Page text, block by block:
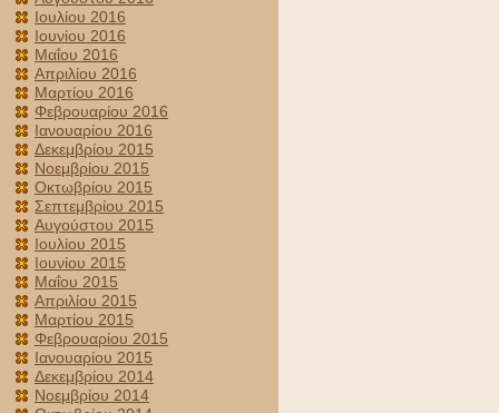
Ιουλίου 2016
Ιουνίου 2016
Μαΐου 2016
Απριλίου 2016
Μαρτίου 2016
Φεβρουαρίου 2016
Ιανουαρίου 2016
Δεκεμβρίου 2015
Νοεμβρίου 2015
Οκτωβρίου 2015
Σεπτεμβρίου 2015
Αυγούστου 2015
Ιουλίου 2015
Ιουνίου 2015
Μαΐου 2015
Απριλίου 2015
Μαρτίου 2015
Φεβρουαρίου 2015
Ιανουαρίου 2015
Δεκεμβρίου 2014
Νοεμβρίου 2014